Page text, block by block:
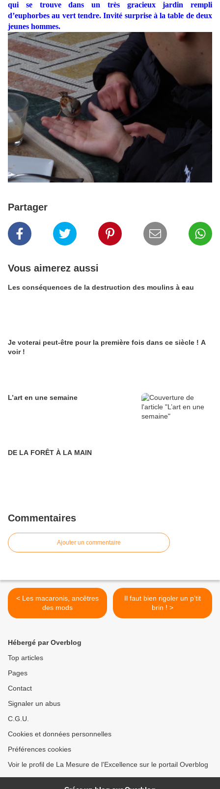
qui se trouve dans un très gracieux jardin rempli
d’euphorbes au vert tendre. Invité surprise à la table de deux
jeunes hommes.
Partager
Vous aimerez aussi
Les conséquences de la destruction des moulins à eau
Je voterai peut-être pour la première fois dans ce siècle ! A
voir !
L’art en une semaine
DE LA FORÊT À LA MAIN
Commentaires
Ajouter un commentaire
< Les macaronis, ancêtres
des mods
Il faut bien rigoler un p’tit
brin ! >
Hébergé par Overblog
Top articles
Pages
Contact
Signaler un abus
C.G.U.
Cookies et données personnelles
Préférences cookies
Voir le profil de La Mesure de l'Excellence sur le portail Overblog